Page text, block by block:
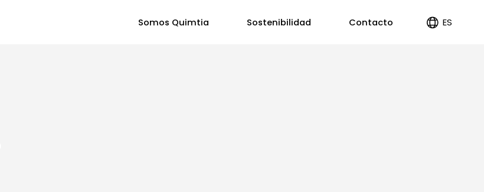
Somos Quimtia Sostenibilidad Contacto ES